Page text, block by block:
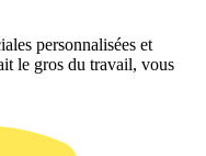
personnalisées et
le gros du travail, vous